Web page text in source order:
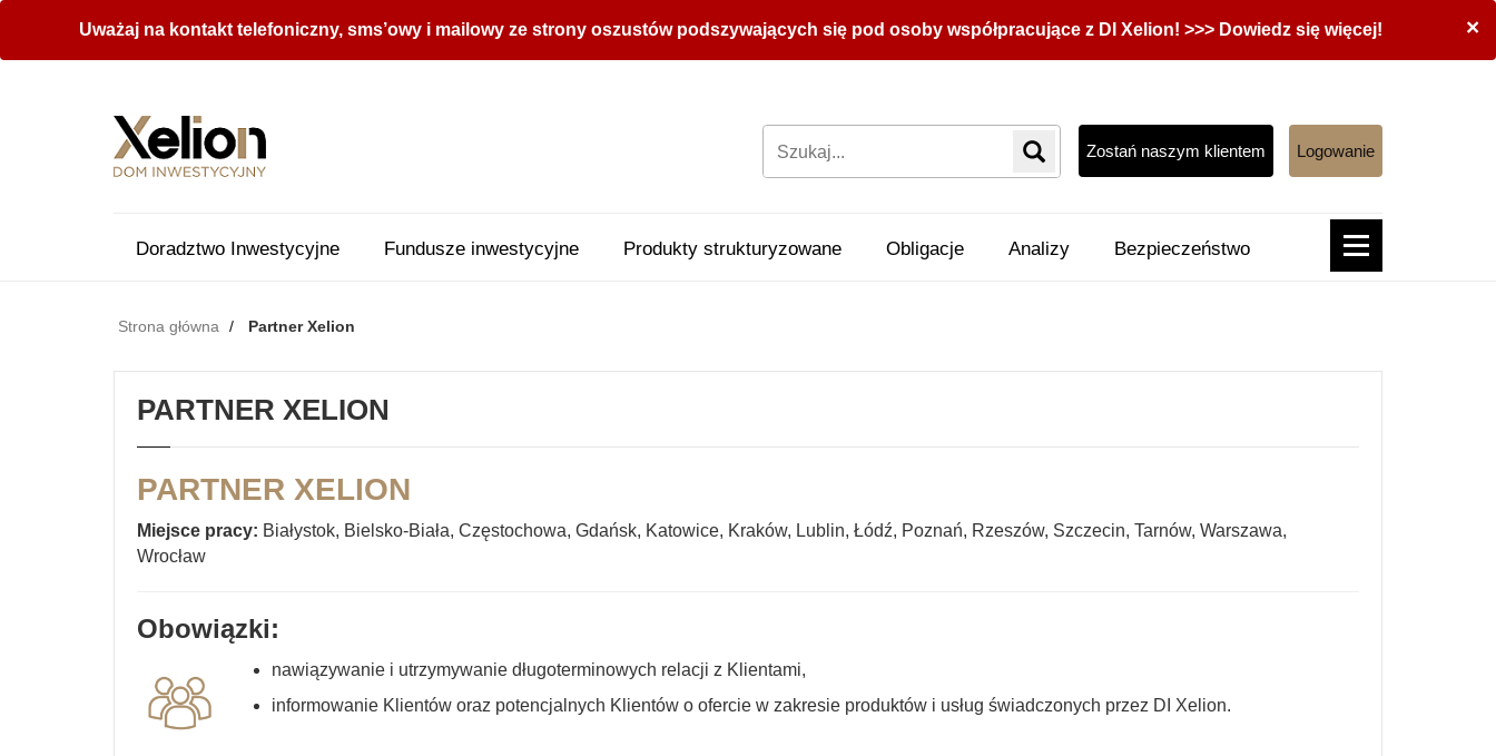
×
Uważaj na kontakt telefoniczny, sms’owy i mailowy ze strony oszustów podszywających się pod osoby współpracujące z DI Xelion! >>> Dowiedz się więcej!
Zostań naszym klientem Logowanie
Doradztwo Inwestycyjne Fundusze inwestycyjne Produkty strukturyzowane Obligacje Analizy Bezpieczeństwo
Strona główna Partner Xelion
PARTNER XELION
PARTNER XELION
Miejsce pracy: Białystok, Bielsko-Biała, Częstochowa, Gdańsk, Katowice, Kraków, Lublin, Łódź, Poznań, Rzeszów, Szczecin, Tarnów, Warszawa,
Wrocław
Obowiązki:
nawiązywanie i utrzymywanie długoterminowych relacji z Klientami,
informowanie Klientów oraz potencjalnych Klientów o ofercie w zakresie produktów i usług świadczonych przez DI Xelion.